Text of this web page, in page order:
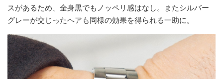
スがあるため、全身黒でもノッペリ感はなし。またシルバー
グレーが交じったヘアも同様の効果を得られる一助に。